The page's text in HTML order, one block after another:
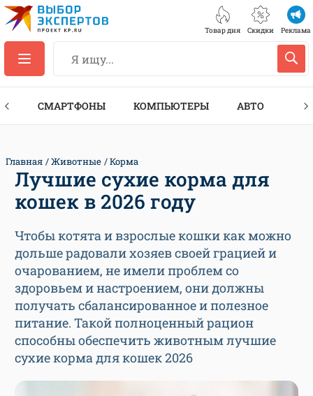
Товар дня Скидки Реклама
СМАРТФОНЫ КОМПЬЮТЕРЫ АВТО
Главная Животные Корма
Лучшие сухие корма для
кошек в 2026 году
Чтобы котята и взрослые кошки как можно
дольше радовали хозяев своей грацией и
очарованием, не имели проблем со
здоровьем и настроением, они должны
получать сбалансированное и полезное
питание. Такой полноценный рацион
способны обеспечить животным лучшие
сухие корма для кошек 2026